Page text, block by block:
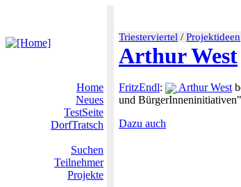
Triesterviertel / Projektideen
Arthur West
Home
Neues
TestSeite
DorfTratsch
Suchen
Teilnehmer
Projekte
FritzEndl: Arthur West
und
Dazu auch